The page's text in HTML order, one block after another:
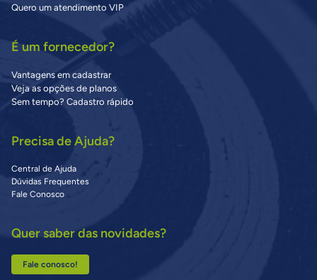
Quero um atendimento VIP
É um fornecedor?
Vantagens em cadastrar
Veja as opções de planos
Sem tempo? Cadastro rápido
Precisa de Ajuda?
Central de Ajuda
Dúvidas Frequentes
Fale Conosco
Quer saber das novidades?
Fale conosco!